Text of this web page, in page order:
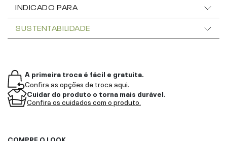
INDICADO PARA
SUSTENTABILIDADE
A primeira troca é fácil e gratuita.
Confira as opções de troca aqui.
Cuidar do produto o torna mais durável.
Confira os cuidados com o produto.
COMPRE O LOOK